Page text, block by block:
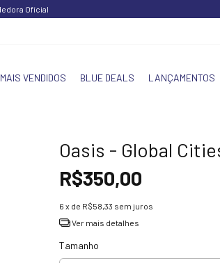
MAIS VENDIDOS BLUE DEALS LANÇAMENTOS
Oasis - Global
R$350,00
6 x de R$58,33 sem juros
Ver mais detalhes
Tamanho